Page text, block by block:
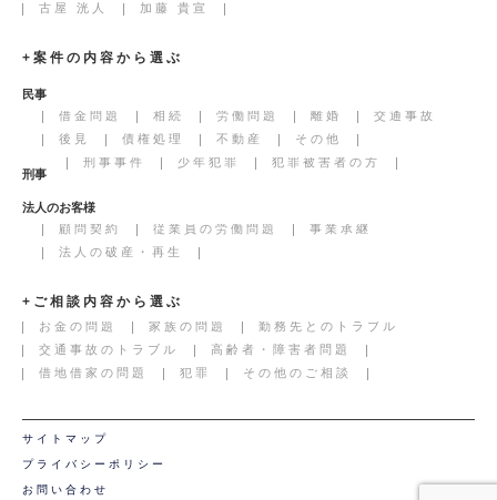
古屋 洸人
加藤 貴宣
+案件の内容から選ぶ
民事
借金問題
相続 労働問題 離婚
交通事故
後見
債権処理 不動産 その他
刑事
刑事事件 少年犯罪 犯罪被害者の方
法人のお客様
顧問契約
従業員の労働問題
事業承継
法人の破産・再生
+ご相談内容から選ぶ
お金の問題 家族の問題
勤務先とのトラブル
交通事故のトラブル
高齢者・障害者問題
借地借家の問題
犯罪 その他のご相談
サイトマップ
プライバシーポリシー
お問い合わせ